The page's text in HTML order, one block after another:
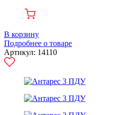
В корзину
Подробнее о товаре
Артикул: 14110